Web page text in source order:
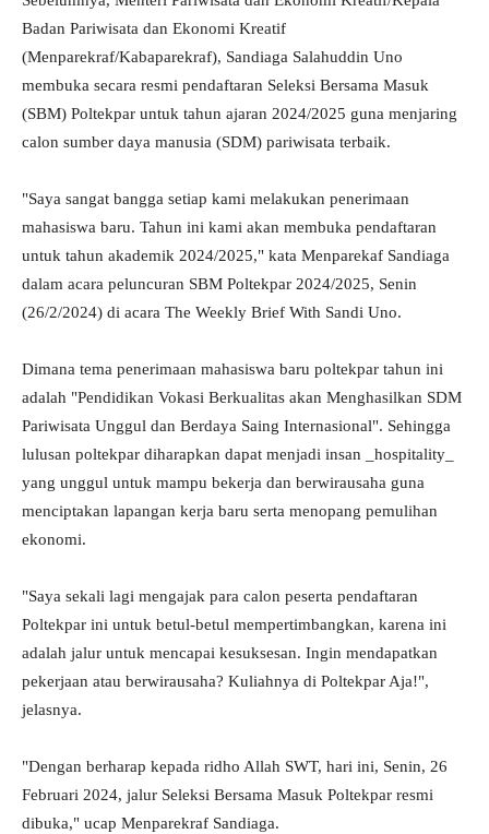
Badan Pariwisata dan Ekonomi Kreatif
(Menparekraf/Kabaparekraf), Sandiaga Salahuddin Uno
membuka secara resmi pendaftaran Seleksi Bersama Masuk
(SBM) Poltekpar untuk tahun ajaran 2024/2025 guna menjaring
calon sumber daya manusia (SDM) pariwisata terbaik.
"Saya sangat bangga setiap kami melakukan penerimaan
mahasiswa baru. Tahun ini kami akan membuka pendaftaran
untuk tahun akademik 2024/2025," kata Menparekaf Sandiaga
dalam acara peluncuran SBM Poltekpar 2024/2025, Senin
(26/2/2024) di acara The Weekly Brief With Sandi Uno.
Dimana tema penerimaan mahasiswa baru poltekpar tahun ini
adalah "Pendidikan Vokasi Berkualitas akan Menghasilkan SDM
Pariwisata Unggul dan Berdaya Saing Internasional". Sehingga
lulusan poltekpar diharapkan dapat menjadi insan _hospitality_
yang unggul untuk mampu bekerja dan berwirausaha guna
menciptakan lapangan kerja baru serta menopang pemulihan
ekonomi.
"Saya sekali lagi mengajak para calon peserta pendaftaran
Poltekpar ini untuk betul-betul mempertimbangkan, karena ini
adalah jalur untuk mencapai kesuksesan. Ingin mendapatkan
pekerjaan atau berwirausaha? Kuliahnya di Poltekpar Aja!",
jelasnya.
"Dengan berharap kepada ridho Allah SWT, hari ini, Senin, 26
Februari 2024, jalur Seleksi Bersama Masuk Poltekpar resmi
dibuka," ucap Menparekraf Sandiaga.